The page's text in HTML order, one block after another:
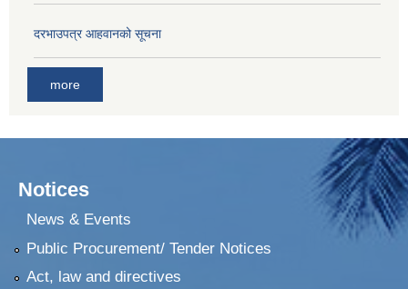
दरभाउपत्र आहवानको सूचना
more
Notices
News & Events
Public Procurement/ Tender Notices
Act, law and directives